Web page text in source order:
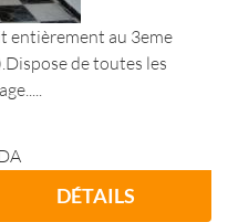
entièrement au 3eme
de toutes les
DÉTAILS